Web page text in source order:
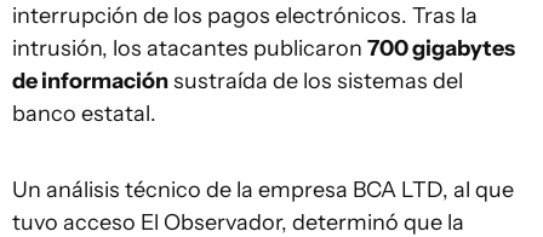
interrupción de los pagos electrónicos. Tras la
intrusión, los atacantes publicaron 700 gigabytes
de informaciónsustraída de los sistemas del
banco estatal.
Un análisis técnico de la empresa BCA LTD, al que
tuvo acceso El Observador, determinó que la